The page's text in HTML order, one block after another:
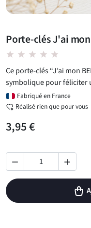
Porte-clés J'ai mon
star star star star star
Ce porte-clés “J’ai mon
symbolique pour féliciter
Fabriqué en France
Réalisé rien que pour vous
3,95 €
 